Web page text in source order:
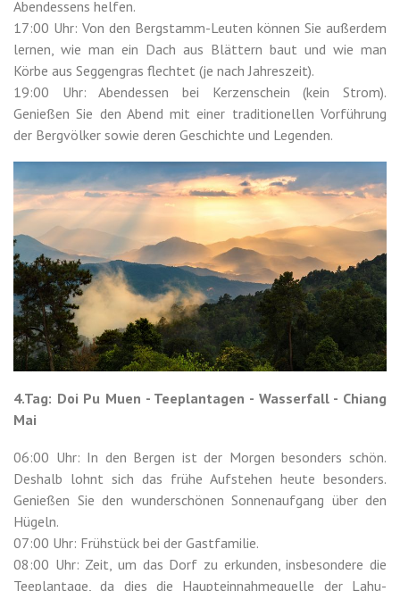
Abendessens helfen.
17:00 Uhr: Von den Bergstamm-Leuten können Sie außerdem
lernen, wie man ein Dach aus Blättern baut und wie man
Körbe aus Seggengras flechtet (je nach Jahreszeit).
19:00 Uhr: Abendessen bei Kerzenschein (kein Strom).
Genießen Sie den Abend mit einer traditionellen Vorführung
der Bergvölker sowie deren Geschichte und Legenden.
4.Tag: Doi Pu Muen - Teeplantagen - Wasserfall - Chiang
Mai
06:00 Uhr: In den Bergen ist der Morgen besonders schön.
Deshalb lohnt sich das frühe Aufstehen heute besonders.
Genießen Sie den wunderschönen Sonnenaufgang über den
Hügeln.
07:00 Uhr: Frühstück bei der Gastfamilie.
08:00 Uhr: Zeit, um das Dorf zu erkunden, insbesondere die
Teeplantage, da dies die Haupteinnahmequelle der Lahu-